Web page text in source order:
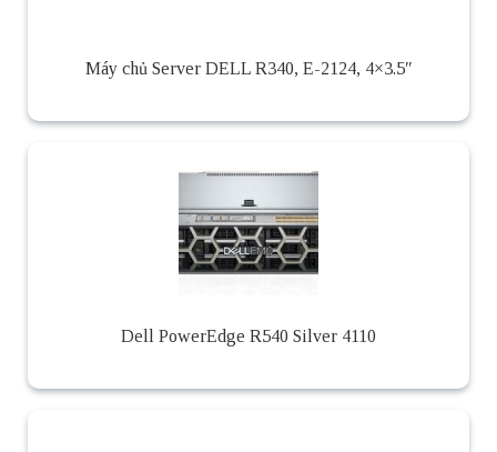
Máy chủ Server DELL R340, E-2124, 4×3.5″
Dell PowerEdge R540 Silver 4110